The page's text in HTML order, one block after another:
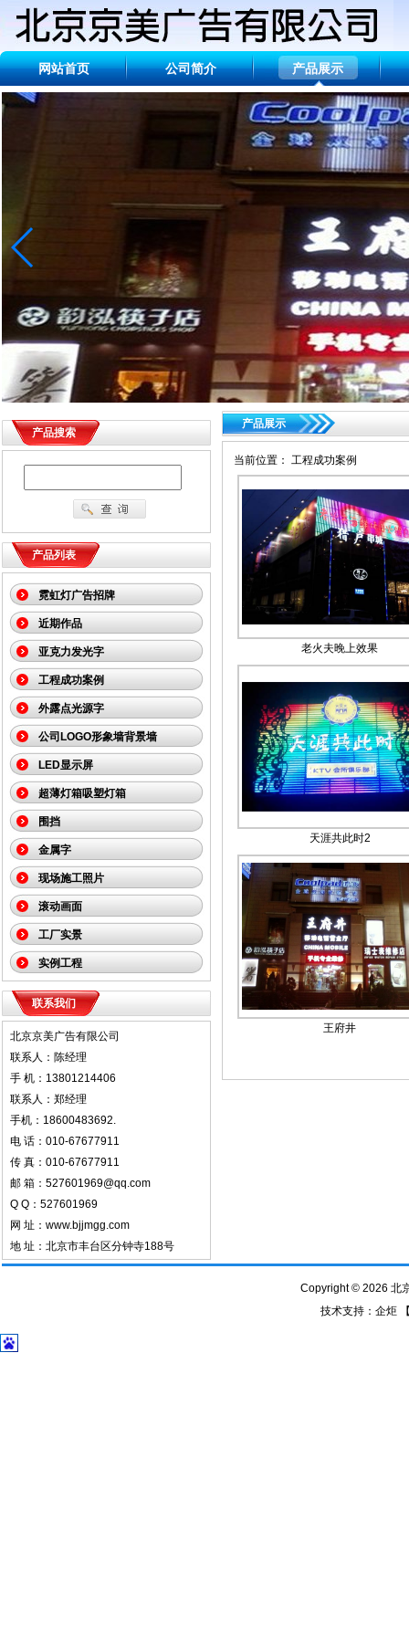
网站首页 公司简介 产品展示
产品搜索
产品列表
霓虹灯广告招牌
近期作品
亚克力发光字
工程成功案例
外露点光源字
公司LOGO形象墙背景墙
LED显示屏
超薄灯箱吸塑灯箱
围挡
金属字
现场施工照片
滚动画面
工厂实景
实例工程
联系我们
北京京美广告有限公司
联系人：陈经理
手 机：13801214406
联系人：郑经理
手机：18600483692.
电 话：010-67677911
传 真：010-67677911
邮 箱：527601969@qq.com
Q Q：527601969
网 址：www.bjjmgg.com
地 址：北京市丰台区分钟寺188号
产品展示
当前位置： 工程成功案例
老火夫晚上效果
天涯共此时2
王府井
Copyright © 2026 北
技术支持：企炬